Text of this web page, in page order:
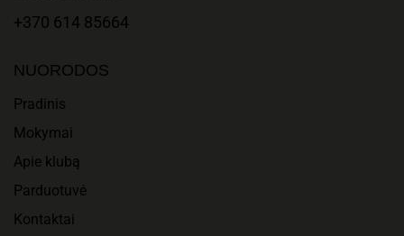
+370 614 85664
NUORODOS
Pradinis
Mokymai
Apie klubą
Parduotuvė
Kontaktai